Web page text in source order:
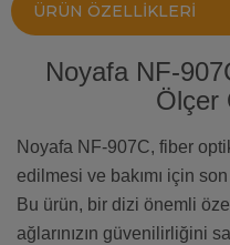
ÜRÜN ÖZELLIKLERI
Noyafa NF-
Ölçer
Noyafa NF-907C, fiber
edilmesi ve bakımı için
Bu ürün, bir dizi önemli
ağlarınızın güvenilirliğini